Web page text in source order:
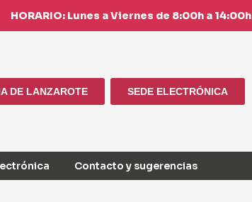
HORARIO: Lunes a Viernes de 8:00h a 14:00h
DE LANZAROTE SEDE ELECTRÓNICA
Contacto y sugerencias